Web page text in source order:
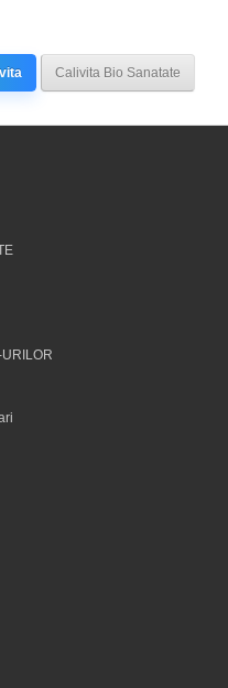
Calivita Bio Sanatate